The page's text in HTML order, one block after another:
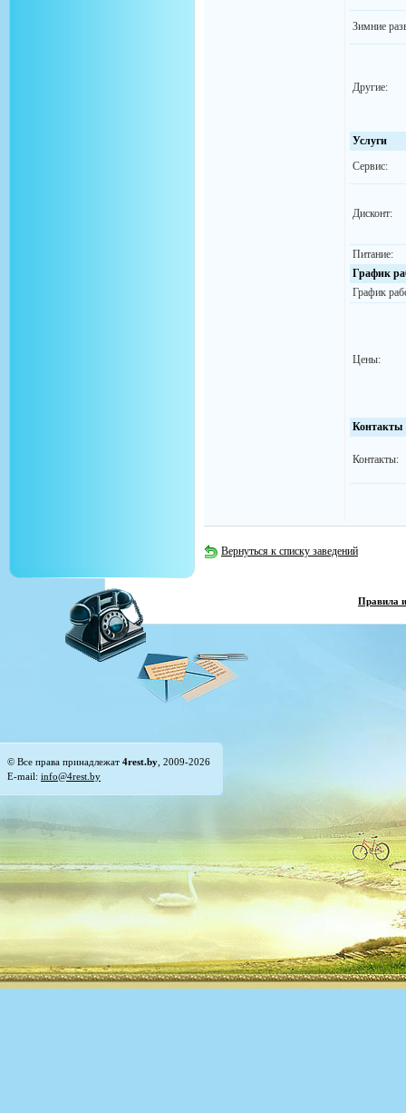
Зимние
Другие:
Услуги
Сервис:
Дисконт:
Питание:
График
График
Цены:
Контакты
Контакты:
Вернуться к списку заведений
Правила
© Все права принадлежат 4rest.by , 2009-2026
E-mail: info@4rest.by